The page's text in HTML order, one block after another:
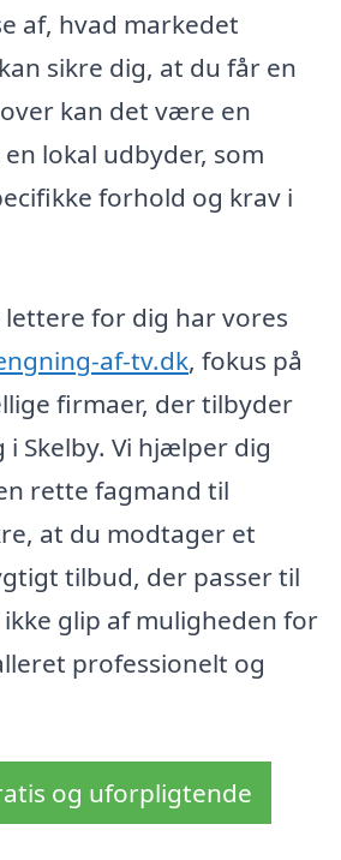
af, hvad markedet
sikre dig, at du får en
kan det være en
lokal udbyder, som
forhold og krav i
for dig har vores
af-tv.dk, fokus på
firmaer, der tilbyder
Skelby. Vi hjælper dig
rette fagmand til
at du modtager et
tilbud, der passer til
ikke glip af muligheden for
professionelt og
og uforpligtende